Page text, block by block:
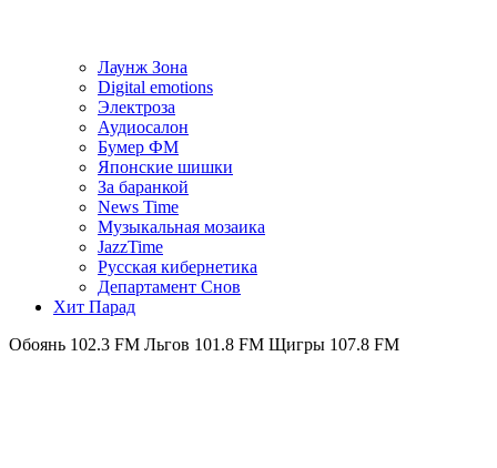
Лаунж Зона
Digital emotions
Электроза
Аудиосалон
Бумер ФМ
Японскиe шишки
За баранкой
News Time
Музыкальная мозаика
JazzTime
Русская кибернетика
Департамент Снов
Хит Парад
FM Льгов 101.8 FM Щигры 107.8 FM